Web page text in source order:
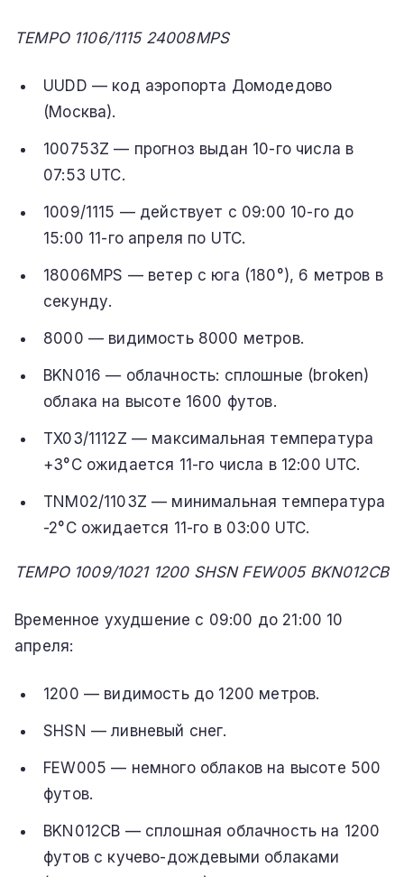
TEMPO 1106/1115 24008MPS
UUDD — код аэропорта Домодедово
(Москва).
100753Z — прогноз выдан 10-го числа в
07:53 UTC.
1009/1115 — действует с 09:00 10-го до
15:00 11-го апреля по UTC.
18006MPS — ветер с юга (180°), 6 метров в
секунду.
8000 — видимость 8000 метров.
BKN016 — облачность: сплошные (broken)
облака на высоте 1600 футов.
TX03/1112Z — максимальная температура
+3°C ожидается 11-го числа в 12:00 UTC.
TNM02/1103Z — минимальная температура
-2°C ожидается 11-го в 03:00 UTC.
TEMPO 1009/1021 1200 SHSN FEW005 BKN012CB
Временное ухудшение с 09:00 до 21:00 10
апреля:
1200 — видимость до 1200 метров.
SHSN — ливневый снег.
FEW005 — немного облаков на высоте 500
футов.
BKN012CB — сплошная облачность на 1200
футов с кучево-дождевыми облаками